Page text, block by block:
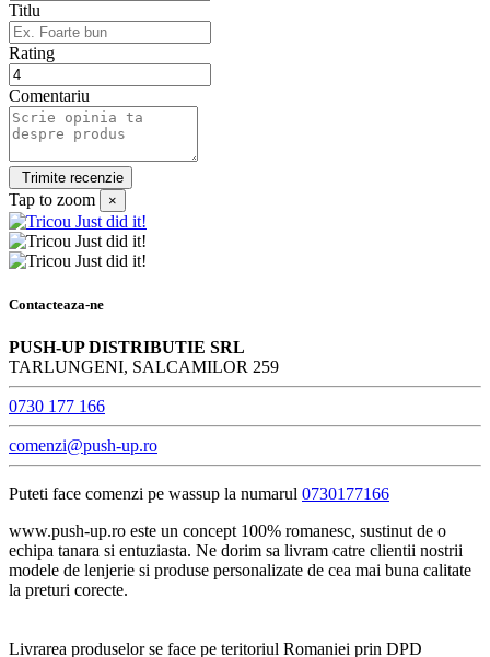
Titlu
Rating
Comentariu
Tap to zoom ×
Contacteaza-ne
PUSH-UP DISTRIBUTIE SRL
TARLUNGENI, SALCAMILOR 259
0730 177 166
comenzi@push-up.ro
Puteti face comenzi pe wassup la numarul 0730177166
www.push-up.ro este un concept 100% romanesc, sustinut de o
echipa tanara si entuziasta. Ne dorim sa livram catre clientii nostrii
modele de lenjerie si produse personalizate de cea mai buna calitate
la preturi corecte.
Livrarea produselor se face pe teritoriul Romaniei prin DPD